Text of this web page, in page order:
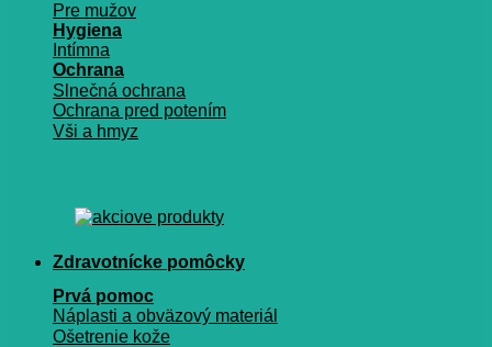
Pre mužov
Hygiena
Intímna
Ochrana
Slnečná ochrana
Ochrana pred potením
Vši a hmyz
Zdravotnícke pomôcky
Prvá pomoc
Náplasti a obväzový materiál
Ošetrenie kože